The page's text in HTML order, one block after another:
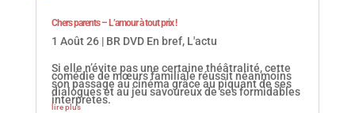
Chers parents – L’amour à tout prix !
1 Août 26| BR DVD En bref, L'actu
Si elle n’évite pas une certaine théâtralité, cette
comédie de mœurs familiale réussit néanmoins
son passage au cinéma grâce au piquant de ses
dialogues et au jeu savoureux de ses formidables
interprètes.
lire plus